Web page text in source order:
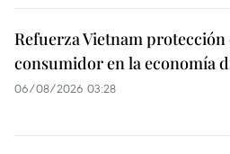
Refuerza Vietnam protección
consumidor en la economía
06/08/2026 03:28